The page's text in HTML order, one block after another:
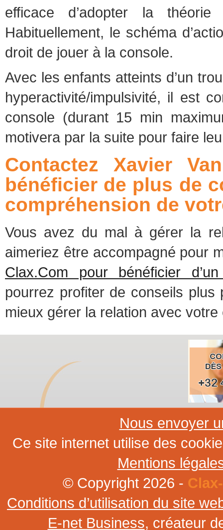
efficace d’adopter la
Habituellement, le schéma
droit de jouer à la console.
Avec les enfants atteints d’un
hyperactivité/impulsivité, il est
console (durant 15 min
motivera par la suite pour faire
Contactez Xavier
bénéficier de plus de
compréhension de
Vous avez du mal à gérer la
aimeriez être accompagné pour
Clax.Com pour bénéficier
pourrez profiter de conseils plus
mieux gérer la relation avec votre
Nous envoyer
Ce site internet utilise des
Mentions
© Copyright 2026 -
Conditions d’utilisation du site
E-net Business, créateur